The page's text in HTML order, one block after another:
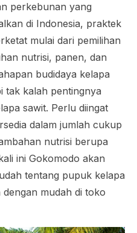
perkebunan yang
di Indonesia, praktek
mulai dari pemilihan
nutrisi, panen, dan
budidaya kelapa
tak kalah pentingnya
sawit. Perlu diingat
dalam jumlah cukup
nutrisi berupa
ini Gokomodo akan
tentang pupuk kelapa
mudah di toko